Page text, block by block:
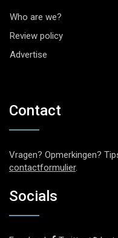
Who are we?
Review policy
Advertise
Contact
Vragen? Opmerkingen?
contactformulier.
Socials